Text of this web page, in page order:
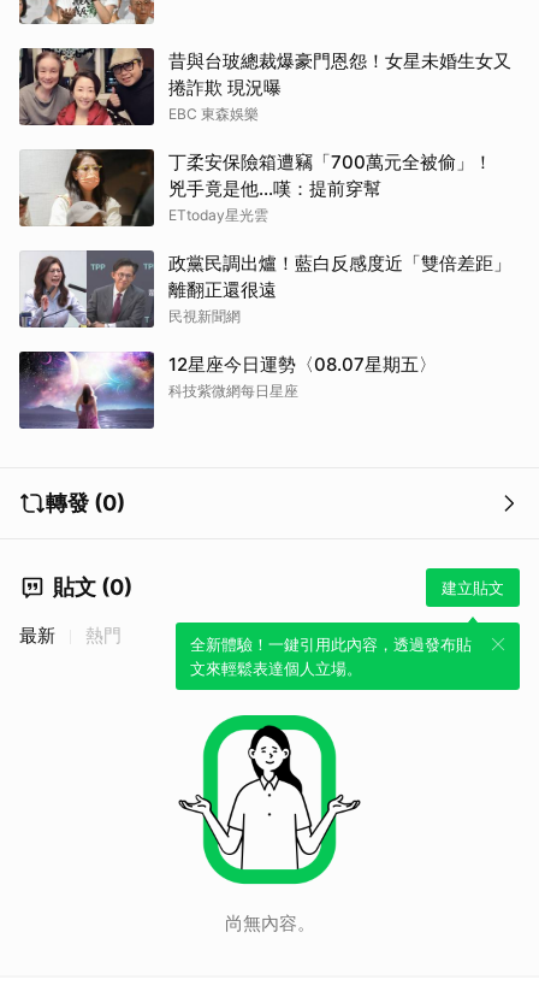
昔與台玻總裁爆豪門恩怨！女星未婚生女又
捲詐欺 現況曝
EBC 東森娛樂
丁柔安保險箱遭竊「700萬元全被偷」！
兇手竟是他...嘆：提前穿幫
ETtoday星光雲
政黨民調出爐！藍白反感度近「雙倍差距」
離翻正還很遠
民視新聞網
12星座今日運勢〈08.07星期五〉
科技紫微網每日星座
轉發 (0)
貼文 (0) 建立貼文
全新體驗！一鍵引用此內容，透過發布貼
文來輕鬆表達個人立場。
最新 熱門
尚無內容。